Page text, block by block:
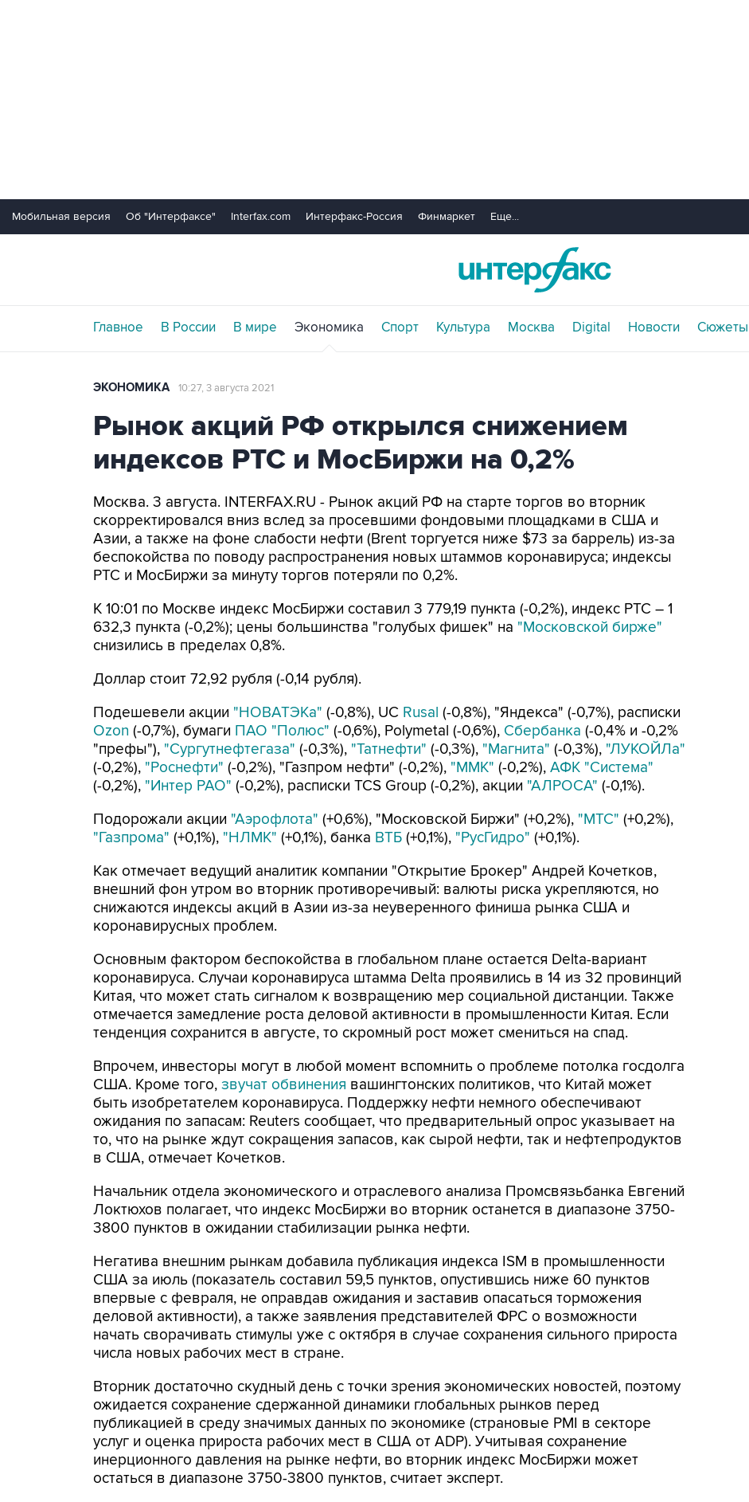
Мобильная версия Об "Интерфаксе" Interfax.com Интерфакс-Россия Финмаркет Еще...
Главное В России В мире Экономика Спорт Культура Москва Digital Новости Сюжеты
ЭКОНОМИКА 10:27, 3 августа 2021
Рынок акций РФ открылся снижением
индексов РТС и МосБиржи на 0,2%
Москва. 3 августа. INTERFAX.RU - Рынок акций РФ на старте торгов во вторник
скорректировался вниз вслед за просевшими фондовыми площадками в США и
Азии, а также на фоне слабости нефти (Brent торгуется ниже $73 за баррель) из-за
беспокойства по поводу распространения новых штаммов коронавируса; индексы
РТС и МосБиржи за минуту торгов потеряли по 0,2%.
К 10:01 по Москве индекс МосБиржи составил 3 779,19 пункта (-0,2%), индекс РТС – 1
632,3 пункта (-0,2%); цены большинства "голубых фишек" на "Московской бирже"
снизились в пределах 0,8%.
Доллар стоит 72,92 рубля (-0,14 рубля).
Подешевели акции "НОВАТЭКа" (-0,8%), UC Rusal (-0,8%), "Яндекса" (-0,7%), расписки
Ozon (-0,7%), бумаги ПАО "Полюс" (-0,6%), Polymetal (-0,6%), Сбербанка (-0,4% и -0,2%
"префы"), "Сургутнефтегаза" (-0,3%), "Татнефти" (-0,3%), "Магнита" (-0,3%), "ЛУКОЙЛа"
(-0,2%), "Роснефти" (-0,2%), "Газпром нефти" (-0,2%), "ММК" (-0,2%), АФК "Система"
(-0,2%), "Интер РАО" (-0,2%), расписки TCS Group (-0,2%), акции "АЛРОСА" (-0,1%).
Подорожали акции "Аэрофлота" (+0,6%), "Московской Биржи" (+0,2%), "МТС" (+0,2%),
"Газпрома" (+0,1%), "НЛМК" (+0,1%), банка ВТБ (+0,1%), "РусГидро" (+0,1%).
Как отмечает ведущий аналитик компании "Открытие Брокер" Андрей Кочетков,
внешний фон утром во вторник противоречивый: валюты риска укрепляются, но
снижаются индексы акций в Азии из-за неуверенного финиша рынка США и
коронавирусных проблем.
Основным фактором беспокойства в глобальном плане остается Delta-вариант
коронавируса. Случаи коронавируса штамма Delta проявились в 14 из 32 провинций
Китая, что может стать сигналом к возвращению мер социальной дистанции. Также
отмечается замедление роста деловой активности в промышленности Китая. Если
тенденция сохранится в августе, то скромный рост может смениться на спад.
Впрочем, инвесторы могут в любой момент вспомнить о проблеме потолка госдолга
США. Кроме того, звучат обвинения вашингтонских политиков, что Китай может
быть изобретателем коронавируса. Поддержку нефти немного обеспечивают
ожидания по запасам: Reuters сообщает, что предварительный опрос указывает на
то, что на рынке ждут сокращения запасов, как сырой нефти, так и нефтепродуктов
в США, отмечает Кочетков.
Начальник отдела экономического и отраслевого анализа Промсвязьбанка Евгений
Локтюхов полагает, что индекс МосБиржи во вторник останется в диапазоне 3750-
3800 пунктов в ожидании стабилизации рынка нефти.
Негатива внешним рынкам добавила публикация индекса ISM в промышленности
США за июль (показатель составил 59,5 пунктов, опустившись ниже 60 пунктов
впервые с февраля, не оправдав ожидания и заставив опасаться торможения
деловой активности), а также заявления представителей ФРС о возможности
начать сворачивать стимулы уже с октября в случае сохранения сильного прироста
числа новых рабочих мест в стране.
Вторник достаточно скудный день с точки зрения экономических новостей, поэтому
ожидается сохранение сдержанной динамики глобальных рынков перед
публикацией в среду значимых данных по экономике (страновые PMI в секторе
услуг и оценка прироста рабочих мест в CША от ADP). Учитывая сохранение
инерционного давления на рынке нефти, во вторник индекс МосБиржи может
остаться в диапазоне 3750-3800 пунктов, считает эксперт.